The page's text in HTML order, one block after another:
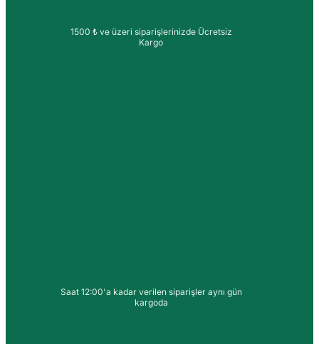
1500 ₺ ve üzeri siparişlerinizde Ücretsiz
Kargo
Saat 12:00'a kadar verilen siparişler aynı gün
kargoda